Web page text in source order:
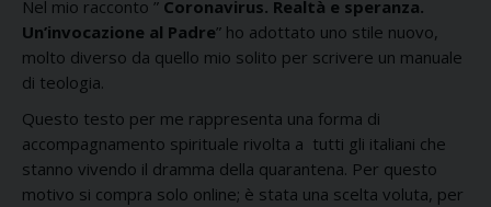
Nel mio racconto ” Coronavirus. Realtà e speranza.
Un’invocazione al Padre” ho adottato uno stile nuovo,
molto diverso da quello mio solito per scrivere un manuale
di teologia.
Questo testo per me rappresenta una forma di
accompagnamento spirituale rivolta a tutti gli italiani che
stanno vivendo il dramma della quarantena. Per questo
motivo si compra solo online; è stata una scelta voluta, per